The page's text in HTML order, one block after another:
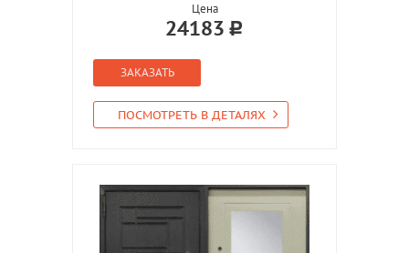
Цена
24183
ЗАКАЗАТЬ
ПОСМОТРЕТЬ В ДЕТАЛЯХ